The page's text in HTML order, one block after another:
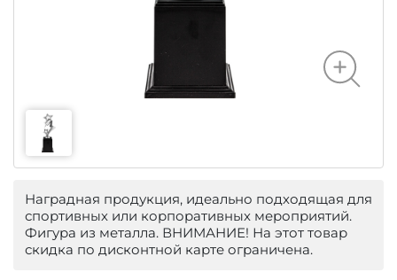
Наградная продукция, идеально подходящая для
спортивных или корпоративных мероприятий.
Фигура из металла. ВНИМАНИЕ! На этот товар
скидка по дисконтной карте ограничена.